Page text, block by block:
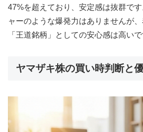
47%を超えており、安定感は抜群で
ャーのような爆発力はありませんが
「王道銘柄」としての安心感は高いで
ヤマザキ株の買い時判断と